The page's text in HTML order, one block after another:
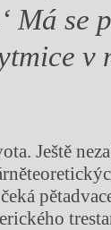
Má se
v
Ještě